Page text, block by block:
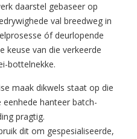
daarstel gebaseer op
val breedweg in
óf deurlopende
keuse van die verkeerde
bottelnekke.
maak dikwels staat op die
hanteer batch-
pragtig.
dit om gespesialiseerde,